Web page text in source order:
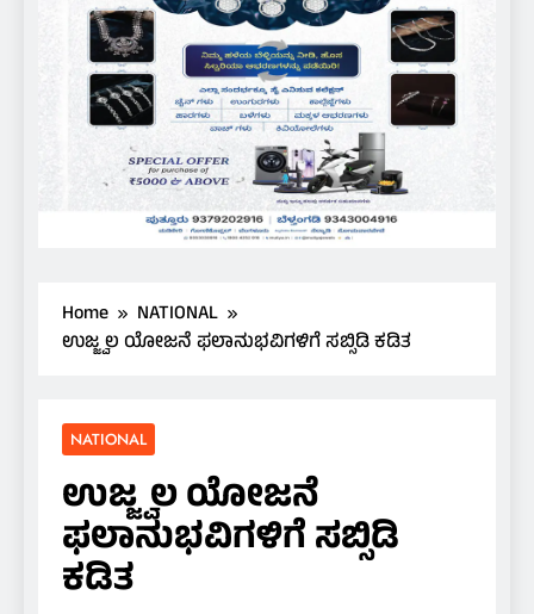
Home
NATIONAL
ಉಜ್ಜ್ವಲ ಯೋಜನೆ ಫಲಾನುಭವಿಗಳಿಗೆ ಸಬ್ಸಿಡಿ ಕಡಿತ
NATIONAL
ಉಜ್ಜ್ವಲ ಯೋಜನೆ
ಫಲಾನುಭವಿಗಳಿಗೆ ಸಬ್ಸಿಡಿ
ಕಡಿತ